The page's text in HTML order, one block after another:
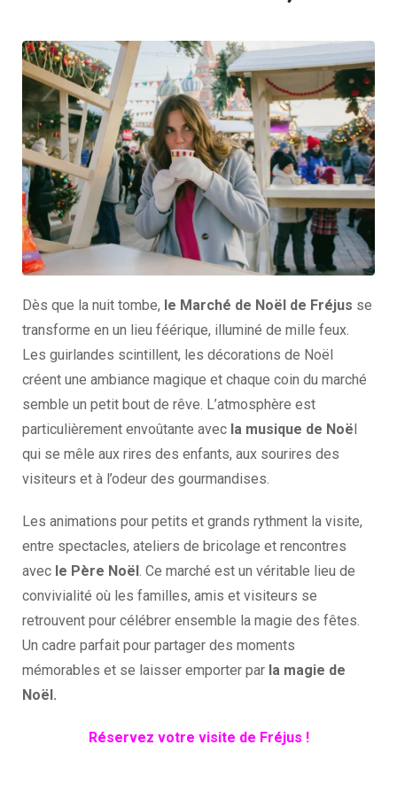
Dès que la nuit tombe, le Marché de Noël de Fréjus se
transforme en un lieu féérique, illuminé de mille feux.
Les guirlandes scintillent, les décorations de Noël
créent une ambiance magique et chaque coin du marché
semble un petit bout de rêve. L’atmosphère est
particulièrement envoûtante avec la musique de Noë
qui se mêle aux rires des enfants, aux sourires des
visiteurs et à l’odeur des gourmandises.
Les animations pour petits et grands rythment la visite,
entre spectacles, ateliers de bricolage et rencontres
avec le Père Noël . Ce marché est un véritable lieu de
convivialité où les familles, amis et visiteurs se
retrouvent pour célébrer ensemble la magie des fêtes.
Un cadre parfait pour partager des moments
mémorables et se laisser emporter par la magie de
Noël.
Réservez votre visite de Fréjus !